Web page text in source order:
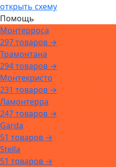
открыть схему
Помощь
Монтерроса
297 товаров →
Трамонтана
294 товаров →
Монтекристо
231 товаров →
Ламонтерра
247 товаров →
Garda
51 товаров →
Stella
51 товаров →